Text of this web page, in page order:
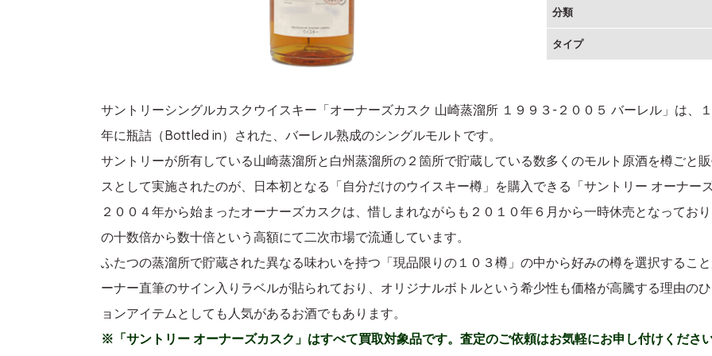
分類
タイプ
サントリーシングルカスクウイスキー「オーナーズカスク 山崎蒸溜所 １９９３-２００５ バーレル」は、
年に瓶詰（Bottled in）された、バーレル熟成のシングルモルトです。
サントリーが所有している山崎蒸溜所と白州蒸溜所の２箇所で貯蔵している数多くのモルト原酒を樽ごと
スとして実施されたのが、日本初となる「自分だけのウイスキー樽」を購入できる「サントリー オーナー
２００４年から始まったオーナーズカスクは、惜しまれながらも２０１０年６月から一時休売となってお
の十数倍から数十倍という高額にて二次市場で流通しています。
ふたつの蒸溜所で貯蔵された異なる味わいを持つ「現品限りの１０３樽」の中から好みの樽を選択するこ
ーナー直筆のサイン入りラベルが貼られており、オリジナルボトルという希少性も価格が高騰する理由の
ョンアイテムとしても人気があるお酒でもあります。
※「サントリー オーナーズカスク」はすべて買取対象品です。査定のご依頼はお気軽にお申し付けくださ